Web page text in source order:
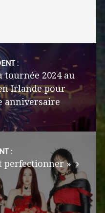
:
tournée 2024 au
Irlande pour
anniversaire
:
perfectionner »